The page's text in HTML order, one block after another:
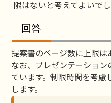
限はないと考えてよいでし
回答
提案書のページ数に上限は
なお、プレゼンテーショ
ています。制限時間を考慮
します。